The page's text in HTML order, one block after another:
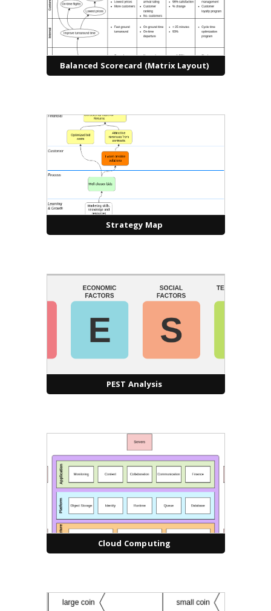
Balanced Scorecard (Matrix Layout)
Strategy Map
PEST Analysis
Cloud Computing